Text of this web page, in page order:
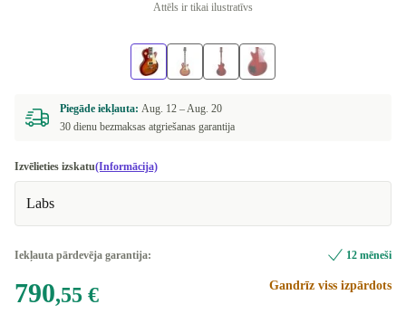
Attēls ir tikai ilustratīvs
Piegāde iekļauta: Aug. 12 –Aug. 20
30 dienu bezmaksas atgriešanas garantija
Izvēlieties izskatu(Informācija)
Labs
Iekļauta pārdevēja garantija: 12 mēneši
790,55 € Gandrīz viss izpārdots